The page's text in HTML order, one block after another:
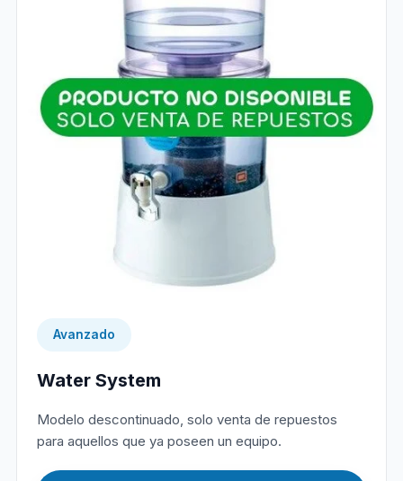
Avanzado
Water System
Modelo descontinuado, solo venta de repuestos
para aquellos que ya poseen un equipo.